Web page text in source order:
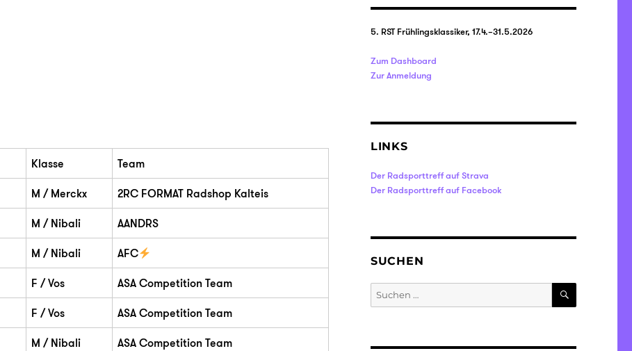
Klasse Team
M / Merckx 2RC FORMAT Radshop Kalteis
M / Nibali AANDRS
M / Nibali AFC
F / Vos ASA Competition Team
F / Vos ASA Competition Team
M / Nibali ASA Competition Team
5. RST Frühlingsklassiker, 17.4.–31.5.2026
Zum Dashboard
Zur Anmeldung
LINKS
Der Radsporttreff auf Strava
Der Radsporttreff auf Facebook
SUCHEN
Suche
SUCHEN